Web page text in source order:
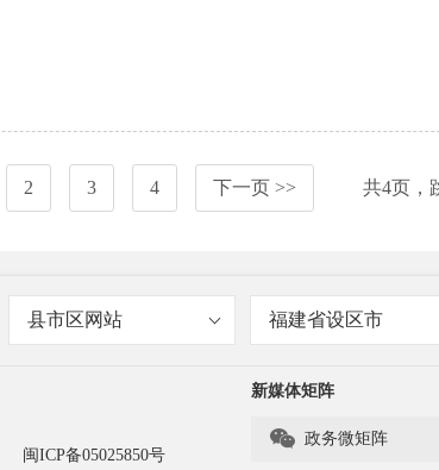
2 3 4 下一页 >> 共4页，
县市区网站 福建省设区市
闽ICP备05025850号
新媒体矩阵
 政务微矩阵